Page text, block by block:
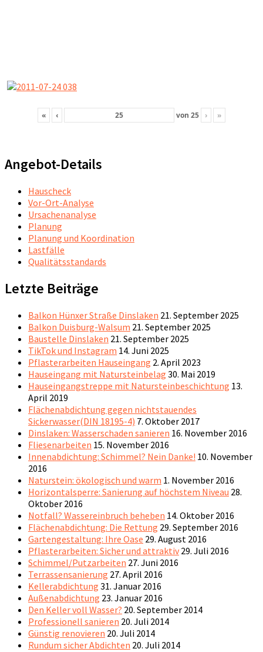
« ‹ von 25 › »
Angebot-Details
Hauscheck
Vor-Ort-Analyse
Ursachenanalyse
Planung
Planung und Koordination
Lastfälle
Qualitätsstandards
Letzte Beiträge
Balkon Hünxer Straße Dinslaken 21. September 2025
Balkon Duisburg-Walsum 21. September 2025
Baustelle Dinslaken 21. September 2025
TikTok und Instagram 14. Juni 2025
Pflasterarbeiten Hauseingang 2. April 2023
Hauseingang mit Natursteinbelag 30. Mai 2019
Hauseingangstreppe mit Natursteinbeschichtung 13.
April 2019
Flächenabdichtung gegen nichtstauendes
Sickerwasser(DIN 18195-4) 7. Oktober 2017
Dinslaken: Wasserschaden sanieren 16. November 2016
Fliesenarbeiten 15. November 2016
Innenabdichtung: Schimmel? Nein Danke! 10. November
2016
Naturstein: ökologisch und warm 1. November 2016
Horizontalsperre: Sanierung auf höchstem Niveau 28.
Oktober 2016
Notfall? Wassereinbruch beheben 14. Oktober 2016
Flächenabdichtung: Die Rettung 29. September 2016
Gartengestaltung: Ihre Oase 29. August 2016
Pflasterarbeiten: Sicher und attraktiv 29. Juli 2016
Schimmel/Putzarbeiten 27. Juni 2016
Terrassensanierung 27. April 2016
Kellerabdichtung 31. Januar 2016
Außenabdichtung 23. Januar 2016
Den Keller voll Wasser? 20. September 2014
Professionell sanieren 20. Juli 2014
Günstig renovieren 20. Juli 2014
Rundum sicher Abdichten 20. Juli 2014